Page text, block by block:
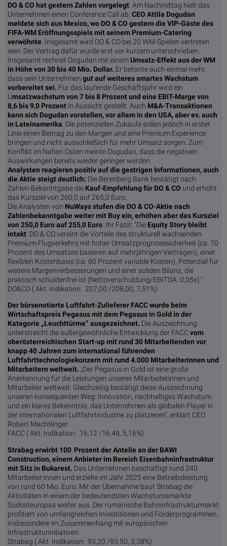
DO & CO hat gestern Zahlen vorgelegt . Am Nachmittag hielt das
Unternehmen einen Conference Call ab. CEO Attila Dogudan
meldete sich aus Mexico, wo DO & CO gestern die VIP-Gäste des
FIFA-WM Eröffnungsspiels mit seinem Premium-Catering
verwöhnte . Insgesamt wird DO & CO bei 20 WM-Spielen vertreten
sein. Der Vertrag dafür wurde erst vor kurzem unterschrieben.
Insgesamt rechnet Dogudan mit einemUmsatz-Effekt aus der WM
in Höhe von 30 bis 40 Mio. Dollar. Er betonte auch einmal mehr,
dass sein Unternehmen gut auf weiteres smartes Wachstum
vorbereitet sei. Für das laufende Geschäftsjahr wird ein
Umsatzwachstum von 7 bis 8 Prozent und eine EBIT-Marge von
8,6 bis 9,0 Prozent in Aussicht gestellt. Auch M&A-Transaktionen
kann sich Dogudan vorstellen, vor allem in den USA, aber ev. auch
in Lateinamerika . Die potenziellen Zukäufe sollen jedoch in erster
Linie einen Beitrag zu den Margen und eine Premium Experience
bringen und nicht ausschließlich für mehr Umsatz sorgen. Zum
Konflikt im Nahen Osten meinte Dogudan, dass die negativen
Auswirkungen bereits wieder geringer werden.
Analysten reagieren positiv auf die gestrigen Informationen, auch
die Aktie steigt deutlich: Die Berenberg Bank bestätigt nach
Zahlen-Bekanntgabe die Kauf-Empfehlung für DO & CO und erhöht
das Kursziel von 260,0 auf 265,0 Euro.
Die Analysten von NuWays stufen die DO & CO-Aktie nach
Zahlenbekanntgabe weiter mit Buy ein, erhöhen aber das Kursziel
von 250,0 Euro auf 255,0 Euro . Ihr Fazit: "Die Equity Story bleibt
intakt: DO & CO vereint die Vorteile des strukturell wachsenden
Premium-Flugverkehrs mit hoher Umsatzprognosesicherheit (ca. 70
Prozent des Umsatzes basieren auf mehrjährigen Verträgen), einer
flexiblen Kostenbasis (ca. 80 Prozent variable Kosten), Potenzial für
weitere Margenverbesserungen und einer soliden Bilanz, die
praktisch schuldenfrei ist (Nettoverschuldung/EBITDA: 0,05x)."
DO&CO ( Akt. Indikation: 207,00 /208,00, 7,51%)
Der börsenotierte Luftfahrt-Zulieferer FACC wurde beim
Wirtschaftspreis Pegasus mit dem Pegasus in Gold in der
Kategorie „Leuchttürme“ ausgezeichnet. Die Auszeichnung
unterstreicht die außergewöhnliche Entwicklung der FACC vom
oberösterreichischen Start-up mit rund 30 Mitarbeitenden vor
knapp 40 Jahren zum international führenden
Luftfahrttechnologiekonzern mit rund 4.000 Mitarbeiterinnen und
Mitarbeitern weltweit. „Der Pegasus in Gold ist eine große
Anerkennung für die Leistungen unserer Mitarbeiterinnen und
Mitarbeiter weltweit. Gleichzeitig bestätigt diese Auszeichnung
unseren konsequenten Weg: Innovation, nachhaltiges Wachstum
und ein klares Bekenntnis, das Unternehmen als globalen Player in
der internationalen Luftfahrtindustrie zu platzieren“, erklärt CEO
Robert Machtlinger.
FACC ( Akt. Indikation: 16,12 /16,48, 5,16%)
Strabag erwirbt 100 Prozent der Anteile an der BAWI
Construction, einem Anbieter im Bereich Eisenbahninfrastruktur
mit Sitz in Bukarest. Das Unternehmen beschäftigt rund 240
Mitarbeiter:innen und erzielte im Jahr 2025 eine Betriebsleistung
von rund 60 Mio. Euro. Mit der Übernahme baut Strabag die
Aktivitäten in einem der bedeutendsten Wachstumsmärkte
Südosteuropas weiter aus. Der rumänische Bahninfrastrukturmarkt
profitiert von umfangreichen Investitionen und Förderprogrammen,
insbesondere im Zusammenhang mit europäischen
Infrastrukturinitiativen.
Strabag ( Akt. Indikation: 93,20 /93,50, 3,38%)